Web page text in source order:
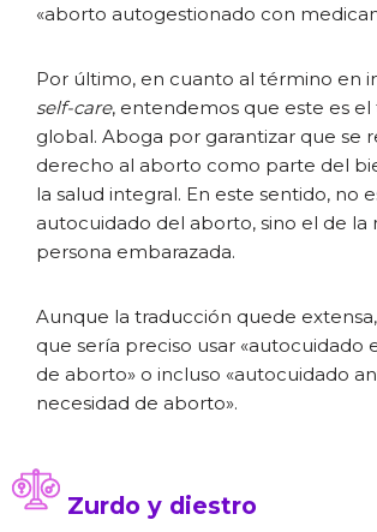
«aborto autogestionado con
Por último, en cuanto al término en
self-care, entendemos que este es
global. Aboga por garantizar que se
derecho al aborto como parte del
la salud integral. En este sentido, no
autocuidado del aborto, sino el de la
persona embarazada.
Aunque la traducción quede
que sería preciso usar «autocuidado
de aborto» o incluso «autocuidado
necesidad de aborto».
Zurdo y diestro